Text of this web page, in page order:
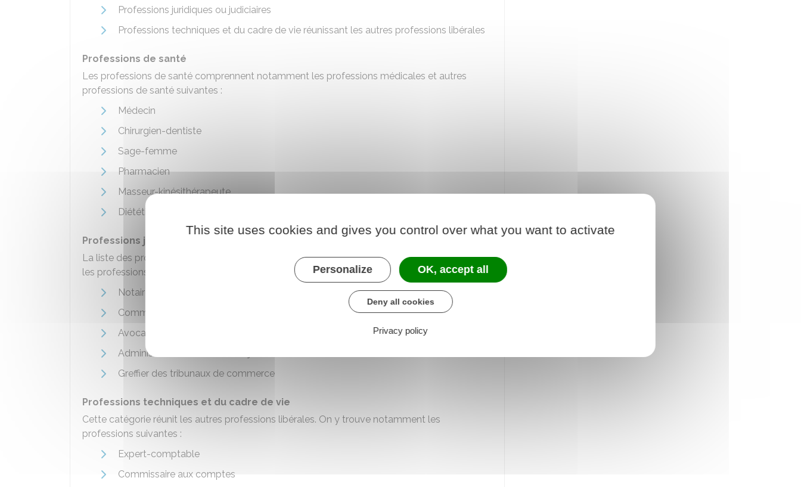
Professions juridiques ou judiciaires
Professions techniques et du cadre de vie réunissant les autres professions libérales
Professions de santé
Les professions de santé comprennent notamment les professions médicales et autres
professions de santé suivantes :
Médecin
Chirurgien-dentiste
Sage-femme
Pharmacien
Masseur-kinésithérapeute
Diététicien
Professions juridiques ou judiciaires
La liste des professions juridiques ou judiciaires est fixée par décret. Elle comprend
les professions suivantes :
Notaire
Commissaire de justice
Avocat et avocat au Conseil d'État et à la Cour de cassation
Administrateur et mandataire judiciaire
Greffier des tribunaux de commerce
Professions techniques et du cadre de vie
Cette catégorie réunit les autres professions libérales. On y trouve notamment les
professions suivantes :
Expert-comptable
Commissaire aux comptes
This site uses cookies and gives you control over what you want to activate
Personalize OK, accept all
Deny all cookies
Privacy policy